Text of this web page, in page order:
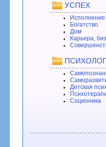
УСПЕХ
Богатство
Дом
Карьера,
Детская
Соционика